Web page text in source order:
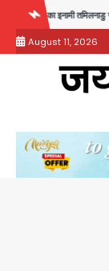
content
तमिलनाडु से गिरफ्तार
August 11, 2026